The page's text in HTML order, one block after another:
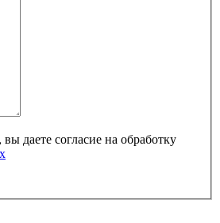
даете согласие на обработку